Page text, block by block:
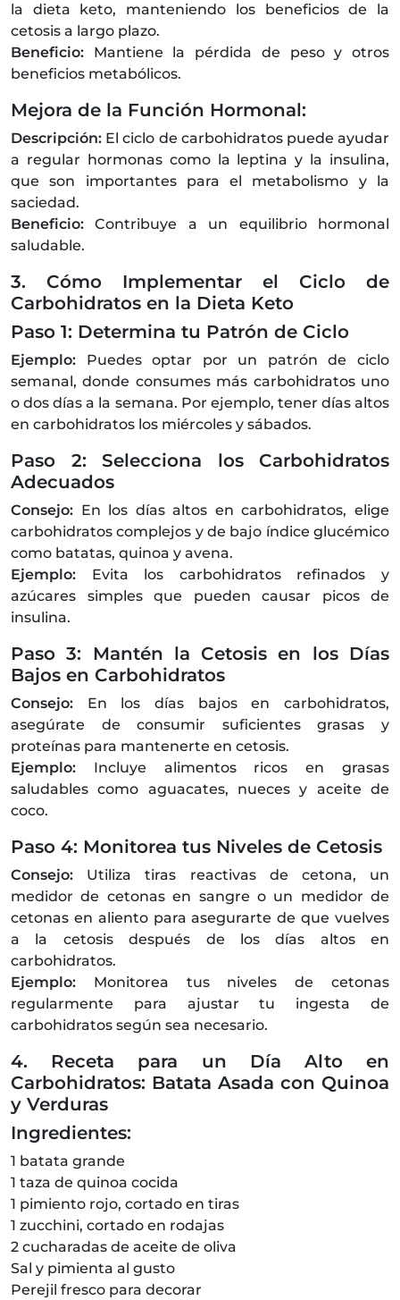
la dieta keto, manteniendo los beneficios de la
cetosis a largo plazo.
Beneficio: Mantiene la pérdida de peso y otros
beneficios metabólicos.
Mejora de la Función Hormonal:
Descripción: El ciclo de carbohidratos puede ayudar
a regular hormonas como la leptina y la insulina,
que son importantes para el metabolismo y la
saciedad.
Beneficio: Contribuye a un equilibrio hormonal
saludable.
3. Cómo Implementar el Ciclo de
Carbohidratos en la Dieta Keto
Paso 1: Determina tu Patrón de Ciclo
Ejemplo: Puedes optar por un patrón de ciclo
semanal, donde consumes más carbohidratos uno
o dos días a la semana. Por ejemplo, tener días altos
en carbohidratos los miércoles y sábados.
Paso 2: Selecciona los Carbohidratos
Adecuados
Consejo: En los días altos en carbohidratos, elige
carbohidratos complejos y de bajo índice glucémico
como batatas, quinoa y avena.
Ejemplo: Evita los carbohidratos refinados y
azúcares simples que pueden causar picos de
insulina.
Paso 3: Mantén la Cetosis en los Días
Bajos en Carbohidratos
Consejo: En los días bajos en carbohidratos,
asegúrate de consumir suficientes grasas y
proteínas para mantenerte en cetosis.
Ejemplo: Incluye alimentos ricos en grasas
saludables como aguacates, nueces y aceite de
coco.
Paso 4: Monitorea tus Niveles de Cetosis
Consejo: Utiliza tiras reactivas de cetona, un
medidor de cetonas en sangre o un medidor de
cetonas en aliento para asegurarte de que vuelves
a la cetosis después de los días altos en
carbohidratos.
Ejemplo: Monitorea tus niveles de cetonas
regularmente para ajustar tu ingesta de
carbohidratos según sea necesario.
4. Receta para un Día Alto en
Carbohidratos: Batata Asada con Quinoa
y Verduras
Ingredientes:
1 batata grande
1 taza de quinoa cocida
1 pimiento rojo, cortado en tiras
1 zucchini, cortado en rodajas
2 cucharadas de aceite de oliva
Sal y pimienta al gusto
Perejil fresco para decorar